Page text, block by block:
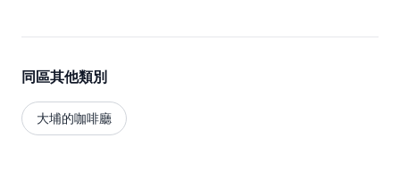
同區其他類別
大埔的咖啡廳